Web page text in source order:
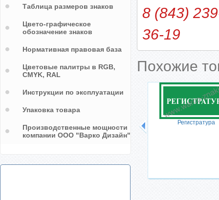
8 (843)
36-19
Похожие
Регистратура
Таблица размеров знаков
Цвето-графическое
обозначение знаков
Нормативная правовая база
Цветовые палитры в RGB,
CMYK, RAL
Инструкции по эксплуатации
Упаковка товара
Производственные мощности
компании ООО "Варко Дизайн"